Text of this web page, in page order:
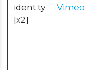
identity
[x2]
Vimeo